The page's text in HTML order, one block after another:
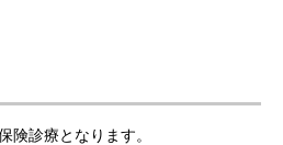
険診療となります。